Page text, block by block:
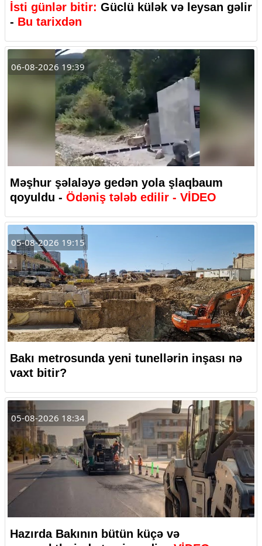
İsti günlər bitir: Güclü külək və leysan gəlir
- Bu tarixdən
06-08-2026 19:39
Məşhur şəlaləyə gedən yola şlaqbaum
qoyuldu - Ödəniş tələb edilir - VİDEO
05-08-2026 19:15
Bakı metrosunda yeni tunellərin inşası nə
vaxt bitir?
05-08-2026 18:34
Hazırda Bakının bütün küçə və